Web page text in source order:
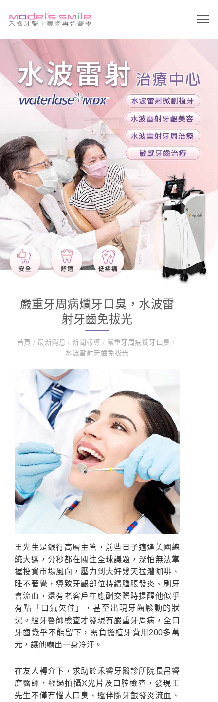
嚴重牙周病爛牙口臭，水波雷
射牙齒免拔光
首頁/ 最新消息/ 新聞報導 / 嚴重牙周病爛牙口臭，
水波雷射牙齒免拔光
王先生是銀行高層主管，前些日子適逢美國總
統大選，分秒都在關注全球議題，深怕無法掌
握投資市場風向，壓力到大好幾天猛灌咖啡、
睡不著覺，導致牙齦部位持續腫脹發炎、刷牙
會流血，還有老客戶在應酬交際時提醒他似乎
有點「口氣欠佳」，甚至出現牙齒鬆動的狀
況。經牙醫師檢查才發現有嚴重牙周病，全口
牙齒幾乎不能留下，需負擔植牙費用200多萬
元，讓他嚇出一身冷汗。
在友人轉介下，求助於禾睿牙醫診所院長呂睿
庭醫師，經過拍攝X光片及口腔檢查，發現王
先生不僅有惱人口臭、還伴隨牙齦發炎流血、